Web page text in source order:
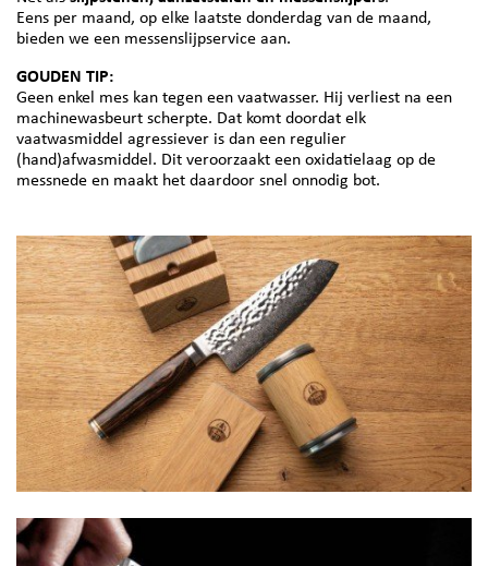
Eens per maand, op elke laatste donderdag van de maand,
bieden we een messenslijpservice aan.
GOUDEN TIP:
Geen enkel mes kan tegen een vaatwasser. Hij verliest na een
machinewasbeurt scherpte. Dat komt doordat elk
vaatwasmiddel agressiever is dan een regulier
(hand)afwasmiddel. Dit veroorzaakt een oxidatielaag op de
messnede en maakt het daardoor snel onnodig bot.